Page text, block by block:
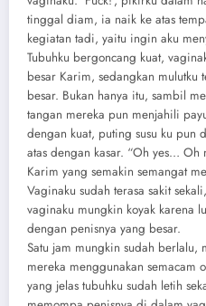
tinggal diam, ia naik ke atas
kegiatan tadi, yaitu ingin aku
Tubuhku bergoncang kuat,
besar Karim, sedangkan
besar. Bukan hanya itu, sambil
tangan mereka pun menjahili
dengan kuat, puting susu ku
atas dengan kasar. “Oh yes…
Karim yang semakin semangat
Vaginaku sudah terasa sakit
vaginaku mungkin koyak karena
dengan penisnya yang besar.
Satu jam mungkin sudah berlalu,
mereka menggunakan semacam
yang jelas tubuhku sudah letih